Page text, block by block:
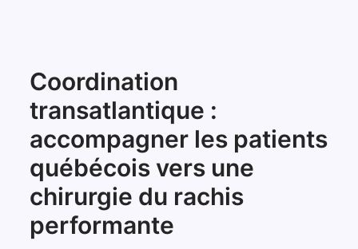
Coordination
transatlantique :
accompagner les patients
québécois vers une
chirurgie du rachis
performante